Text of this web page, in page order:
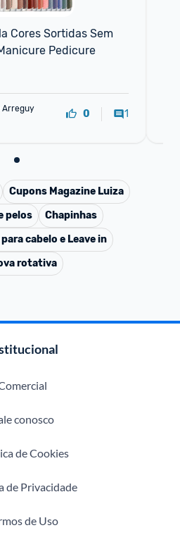
Cores Sortidas Sem
Pedicure
Arreguy
0 1
Cupons Magazine Luiza
pelos
Chapinhas
cabelo e Leave in
rotativa
conosco
de Cookies
de Privacidade
de Uso